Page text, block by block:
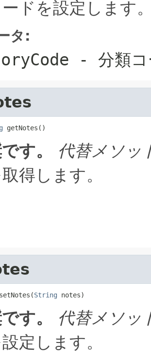
ドを設定します
タ:
- 分類コ
getNotes()
す。
代替メソッ
得します。
String notes)
す。
代替メソッ
定します。